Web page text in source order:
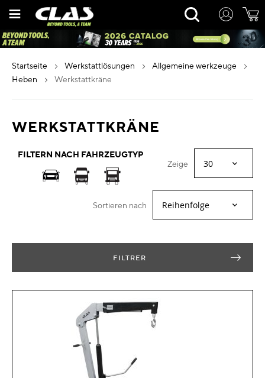
Inhalt
Rechercher
startseite werkstattlösungen
allgemeine werkzeuge
heben
werkstattkräne
WERKSTATTKRÄNE
FILTERN NACH FAHRZEUGTYP
Zeige
Sortieren nach
FILTRER